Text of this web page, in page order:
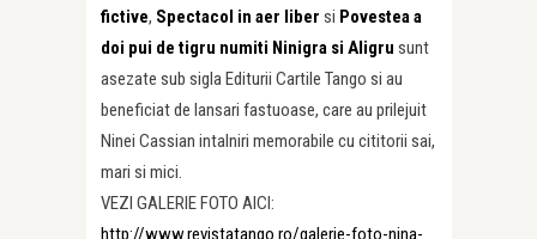
fictive, Spectacol in aer liber si Povestea a
doi pui de tigru numiti Ninigra si Aligru sunt
asezate sub sigla Editurii Cartile Tango si au
beneficiat de lansari fastuoase, care au prilejuit
Ninei Cassian intalniri memorabile cu cititorii sai,
mari si mici.
VEZI GALERIE FOTO AICI:
http://www.revistatango.ro/galerie-foto-nina-